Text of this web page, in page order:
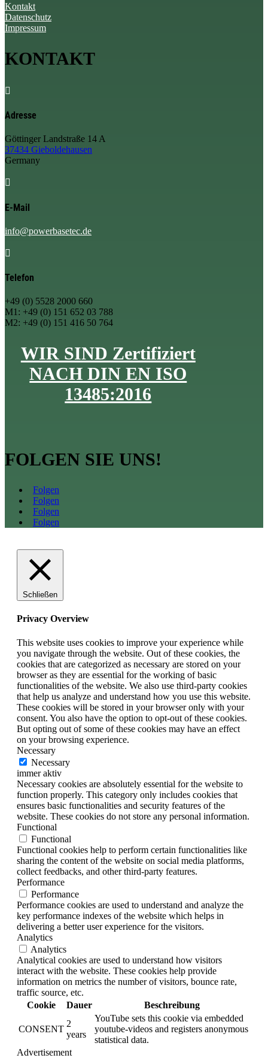
Kontakt
Datenschutz
Impressum
KONTAKT

Adresse
Göttinger Landstraße 14 A
37434 Gieboldehausen
Germany

E-Mail
info@powerbasetec.de

Telefon
+49 (0) 5528 2000 660
M1: +49 (0) 151 652 03 788
M2: +49 (0) 151 416 50 764
WIR SIND Zertifiziert
NACH DIN EN ISO
13485:2016
FOLGEN SIE UNS!
Folgen
Folgen
Folgen
Folgen
Schließen
Privacy Overview
This website uses cookies to improve your experience while
you navigate through the website. Out of these cookies, the
cookies that are categorized as necessary are stored on your
browser as they are essential for the working of basic
functionalities of the website. We also use third-party cookies
that help us analyze and understand how you use this website.
These cookies will be stored in your browser only with your
consent. You also have the option to opt-out of these cookies.
But opting out of some of these cookies may have an effect
on your browsing experience.
Necessary
Necessary
immer aktiv
Necessary cookies are absolutely essential for the website to
function properly. This category only includes cookies that
ensures basic functionalities and security features of the
website. These cookies do not store any personal information.
Functional
Functional
Functional cookies help to perform certain functionalities like
sharing the content of the website on social media platforms,
collect feedbacks, and other third-party features.
Performance
Performance
Performance cookies are used to understand and analyze the
key performance indexes of the website which helps in
delivering a better user experience for the visitors.
Analytics
Analytics
Analytical cookies are used to understand how visitors
interact with the website. These cookies help provide
information on metrics the number of visitors, bounce rate,
traffic source, etc.
Cookie
Dauer Beschreibung
CONSENT
2
years
YouTube sets this cookie via embedded
youtube-videos and registers anonymous
statistical data.
Advertisement